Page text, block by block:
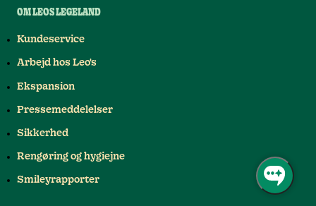
OM LEOS LEGELAND
Kundeservice
Arbejd hos Leo's
Ekspansion
Pressemeddelelser
Sikkerhed
Rengøring og hygiejne
Smileyrapporter